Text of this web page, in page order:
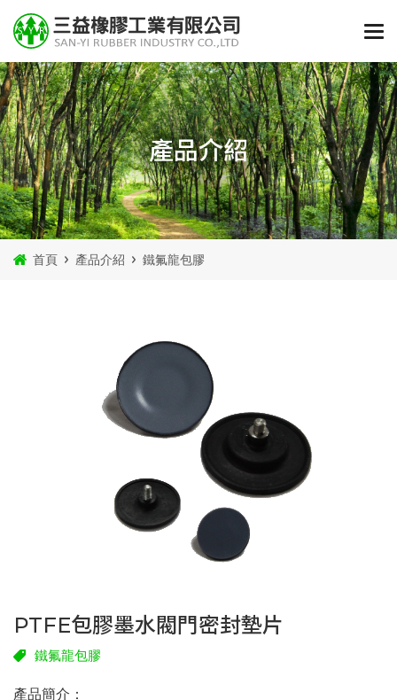
產品介紹
首頁 產品介紹 鐵氟龍包膠
PTFE包膠墨水閥門密封墊片
鐵氟龍包膠